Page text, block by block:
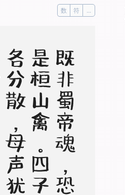
数 符 ...
既
非
蜀
帝
魂
，
恐
是
桓
山
禽
。
四
子
各
分
散
，
母
声
犹
至